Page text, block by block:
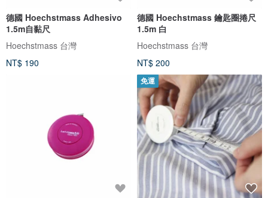
德國 Hoechstmass Adhesivo
1.5m自黏尺
Hoechstmass 台灣
NT$ 190
德國 Hoechstmass 鑰匙圈捲尺
1.5m 白
Hoechstmass 台灣
NT$ 200
免運